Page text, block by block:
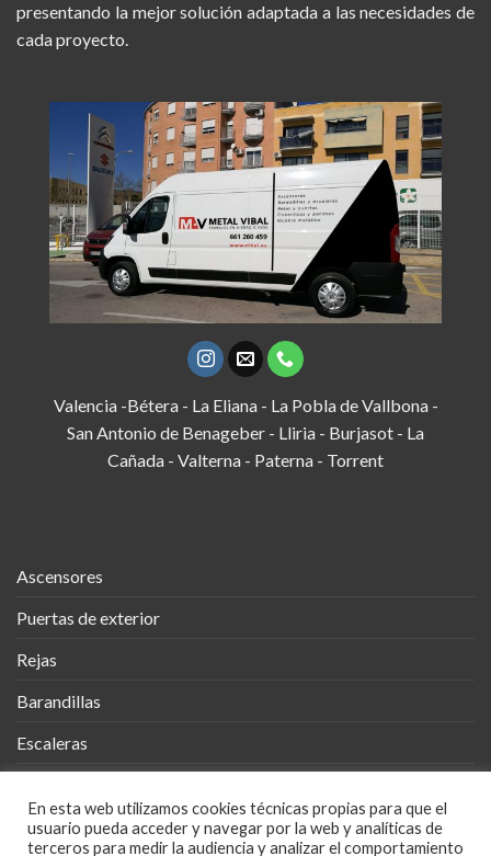
presentando la mejor solución adaptada a las necesidades de
cada proyecto.
Valencia -Bétera - La Eliana - La Pobla de Vallbona -
San Antonio de Benageber - Lliria - Burjasot - La
Cañada - Valterna - Paterna - Torrent
Ascensores
Puertas de exterior
Rejas
Barandillas
Escaleras
Cobertizos
En esta web utilizamos cookies técnicas propias para que el
usuario pueda acceder y navegar por la web y analíticas de
terceros para medir la audiencia y analizar el comportamiento